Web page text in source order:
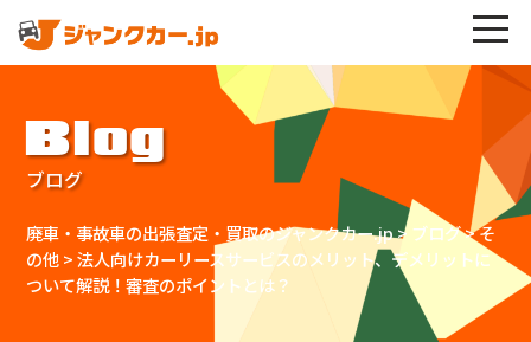
Blog
ブログ
廃車・事故車の出張査定・買取のジャンクカー.jp> ブログ>そ
の他>法人向けカーリースサービスのメリット、デメリットに
ついて解説！審査のポイントとは？